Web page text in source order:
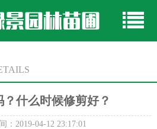
园林苗圃
什么时候修剪好？
：2019-04-12 23:17:01